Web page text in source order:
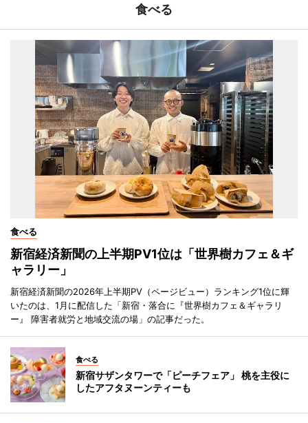
食べる
食べる
新宿経済新聞の上半期PV1位は「世界樹カフェ＆ギ
ャラリー」
新宿経済新聞の2026年上半期PV（ページビュー）ランキング1位に輝
いたのは、1月に配信した「新宿・落合に『世界樹カフェ＆ギャラリ
ー』 障害者就労と地域交流の場」の記事だった。
食べる
新宿サザンタワーで「ピーチフェア」 桃を主役に
したアフタヌーンティーも